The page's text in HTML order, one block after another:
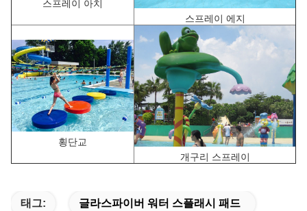
스프레이 아치
스프레이 에지
횡단교
개구리 스프레이
태그: 글라스파이버 워터 스플래시 패드